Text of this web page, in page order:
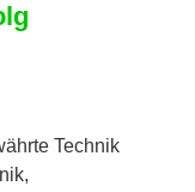
Technik